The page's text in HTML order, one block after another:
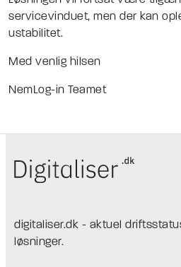
servicevinduet, men der kan
ustabilitet.
Med venlig hilsen
NemLog-in Teamet
digitaliser.dk - aktuel
løsninger.